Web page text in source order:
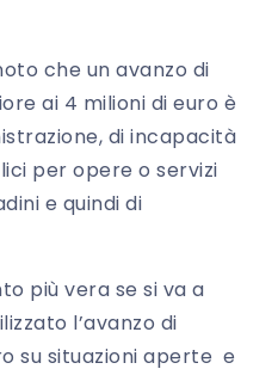
che un avanzo di
ai 4 milioni di euro è
di incapacità
per opere o servizi
e quindi di
più vera se si va a
l’avanzo di
su situazioni aperte e